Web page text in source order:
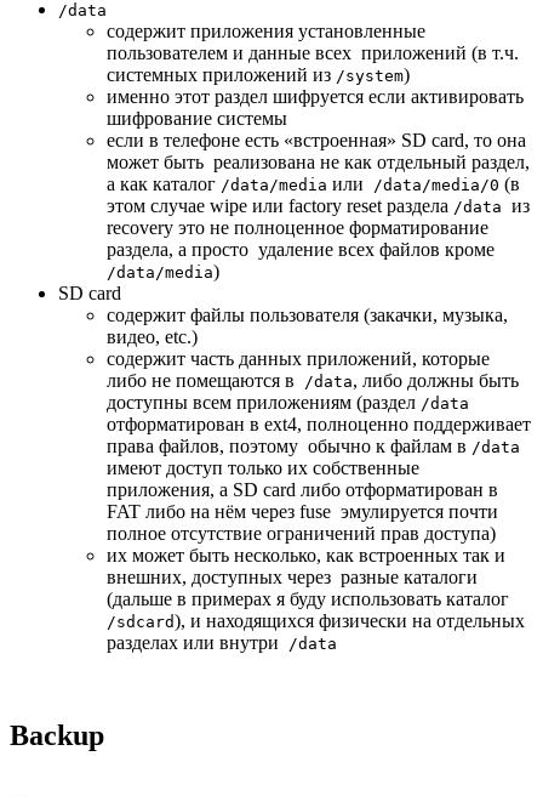
/data
содержит приложения установленные
пользователем и данные всех приложений (в т.ч.
системных приложений из /system)
именно этот раздел шифруется если активировать
шифрование системы
если в телефоне есть «встроенная» SD card, то она
может быть реализована не как отдельный раздел,
а как каталог /data/media или /data/media/0 (в
этом случае wipe или factory reset раздела /data из
recovery это не полноценное форматирование
раздела, а просто удаление всех файлов кроме
/data/media)
SD card
содержит файлы пользователя (закачки, музыка,
видео, etc.)
содержит часть данных приложений, которые
либо не помещаются в
/data, либо должны быть
доступны всем приложениям (раздел /data
отформатирован в ext4, полноценно поддерживает
права файлов, поэтому обычно к файлам в /data
имеют доступ только их собственные
приложения, а SD card либо отформатирован в
FAT либо на нём через fuse эмулируется почти
полное отсутствие ограничений прав доступа)
их может быть несколько, как встроенных так и
внешних, доступных через разные каталоги
(дальше в примерах я буду использовать каталог
/sdcard), и находящихся физически на отдельных
разделах или внутри
/data
Backup